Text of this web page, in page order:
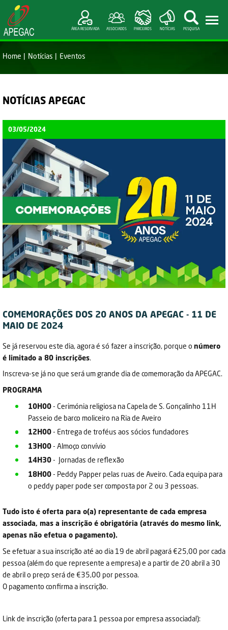
ÁREA RESERVADA ASSOCIADOS PARCEIROS NOTÍCIAS PESQUISA
Home Notícias Eventos
NOTÍCIAS APEGAC
03/05/2024
COMEMORAÇÕES DOS 20 ANOS DA APEGAC - 11 DE
MAIO DE 2024
Se já reservou este dia, agora é só fazer a inscrição, porque o número
é limitado a 80 inscrições.
Inscreva-se já no que será um grande dia de comemoração da APEGAC.
PROGRAMA
10H00- Cerimónia religiosa na Capela de S. Gonçalinho 11H
Passeio de barco moliceiro na Ria de Aveiro
12H00- Entrega de troféus aos sócios fundadores
13H00- Almoço convívio
14H30- Jornadas de reflexão
18H00- Peddy Papper pelas ruas de Aveiro. Cada equipa para
o peddy paper pode ser composta por 2 ou 3 pessoas.
Tudo isto é oferta para o(a) representante de cada empresa
associada, mas a inscrição é obrigatória (através do mesmo link,
apenas não efetua o pagamento).
Se efetuar a sua inscrição até ao dia 19 de abril pagará €25,00 por cada
pessoa (além do que represente a empresa) e a partir de 20 abril a 30
de abril o preço será de €35,00 por pessoa.
O pagamento confirma a inscrição.
Link de inscrição (oferta para 1 pessoa por empresa associada!):